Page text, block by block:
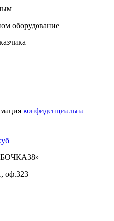
оборудование
конфиденциальна
оф.323